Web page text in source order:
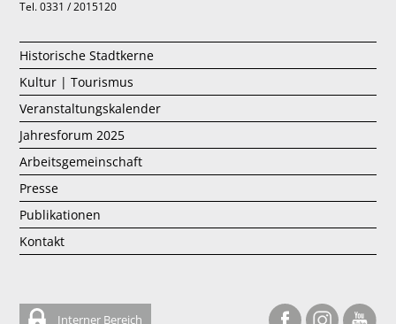
Tel. 0331 / 2015120
Historische Stadtkerne
Kultur | Tourismus
Veranstaltungskalender
Jahresforum 2025
Arbeitsgemeinschaft
Presse
Publikationen
Kontakt
Interner Bereich